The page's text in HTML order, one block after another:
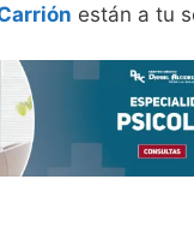
están a tu